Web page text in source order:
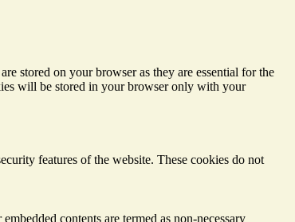
stored on your browser as they are essential for the
will be stored in your browser only with your
features of the website. These cookies do not
contents are termed as non-necessary